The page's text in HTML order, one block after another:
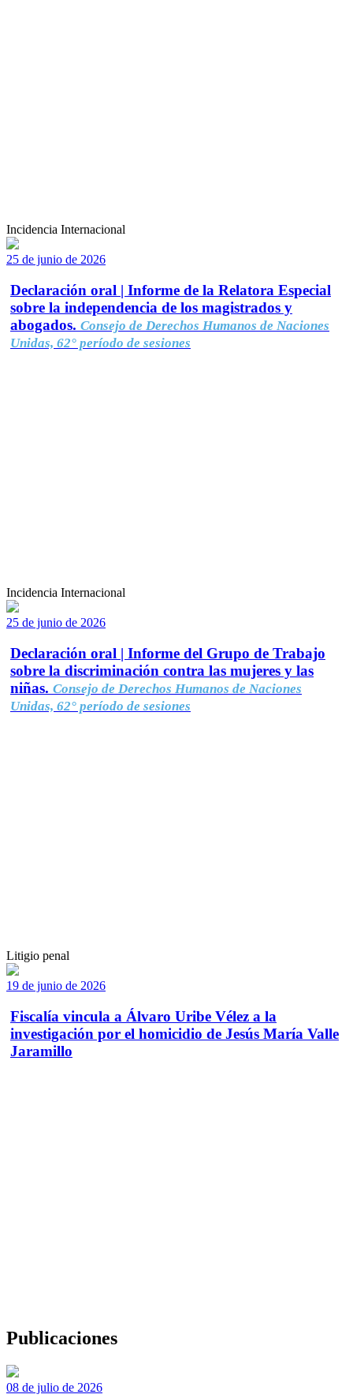
Incidencia Internacional
25 de junio de 2026
Declaración oral | Informe de la Relatora Especial
sobre la independencia de los magistrados y
abogados. Consejo de Derechos Humanos de Naciones
Unidas, 62° período de sesiones
Incidencia Internacional
25 de junio de 2026
Declaración oral | Informe del Grupo de Trabajo
sobre la discriminación contra las mujeres y las
niñas. Consejo de Derechos Humanos de Naciones
Unidas, 62° período de sesiones
Litigio penal
19 de junio de 2026
Fiscalía vincula a Álvaro Uribe Vélez a la
investigación por el homicidio de Jesús María Valle
Jaramillo
Publicaciones
08 de julio de 2026